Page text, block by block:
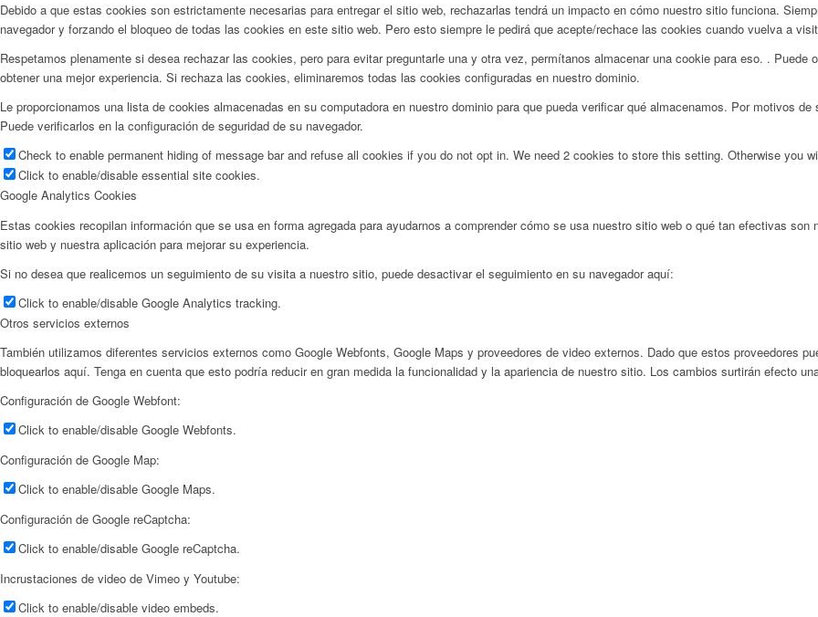
Debido a que estas cookies son estrictamente necesarias para entregar el sitio web, rechazarlas tendrá un impacto en cómo nuestro sitio funciona.
navegador y forzando el bloqueo de todas las cookies en este sitio web. Pero esto siempre le pedirá que acepte/rechace las cookies cuando vuelva a
Respetamos plenamente si desea rechazar las cookies, pero para evitar preguntarle una y otra vez, permítanos almacenar una cookie para eso. .
obtener una mejor experiencia. Si rechaza las cookies, eliminaremos todas las cookies configuradas en nuestro dominio.
Le proporcionamos una lista de cookies almacenadas en su computadora en nuestro dominio para que pueda verificar qué almacenamos. Por motivos
Puede verificarlos en la configuración de seguridad de su navegador.
Check to enable permanent hiding of message bar and refuse all cookies if you do not opt in. We need 2 cookies to store this setting. Otherwise you
Click to enable/disable essential site cookies.
Google Analytics Cookies
Estas cookies recopilan información que se usa en forma agregada para ayudarnos a comprender cómo se usa nuestro sitio web o qué tan efectivas
sitio web y nuestra aplicación para mejorar su experiencia.
Si no desea que realicemos un seguimiento de su visita a nuestro sitio, puede desactivar el seguimiento en su navegador aquí:
Click to enable/disable Google Analytics tracking.
Otros servicios externos
También utilizamos diferentes servicios externos como Google Webfonts, Google Maps y proveedores de video externos. Dado que estos proveedores
bloquearlos aquí. Tenga en cuenta que esto podría reducir en gran medida la funcionalidad y la apariencia de nuestro sitio. Los cambios surtirán efecto
Configuración de Google Webfont:
Click to enable/disable Google Webfonts.
Configuración de Google Map:
Click to enable/disable Google Maps.
Configuración de Google reCaptcha:
Click to enable/disable Google reCaptcha.
Incrustaciones de video de Vimeo y Youtube:
Click to enable/disable video embeds.